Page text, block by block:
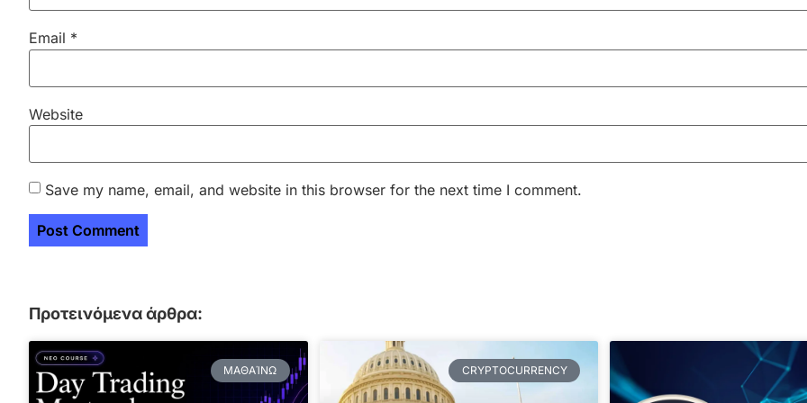
Email *
Website
Save my name, email, and website in this browser for the next time I comment.
Προτεινόμενα άρθρα:
ΜΑΘΑΊΝΩ CRYPTOCURRENCY